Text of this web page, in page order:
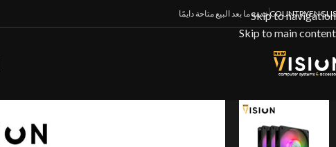
Skip to navigation
Skip to main content
COUNTRYخدمة ما بعد البيع متاحة دايمًا